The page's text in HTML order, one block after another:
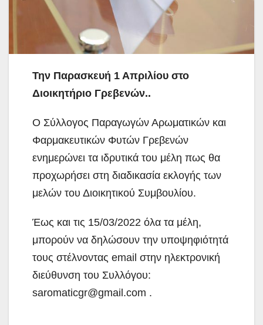
Την Παρασκευή 1 Απριλίου στο
Διοικητήριο Γρεβενών..
Ο Σύλλογος Παραγωγών Αρωματικών και
Φαρμακευτικών Φυτών Γρεβενών
ενημερώνει τα ιδρυτικά του μέλη πως θα
προχωρήσει στη διαδικασία εκλογής των
μελών του Διοικητικού Συμβουλίου.
Έως και τις 15/03/2022 όλα τα μέλη,
μπορούν να δηλώσουν την υποψηφιότητά
τους στέλνοντας email στην ηλεκτρονική
διεύθυνση του Συλλόγου:
saromaticgr@gmail.com .